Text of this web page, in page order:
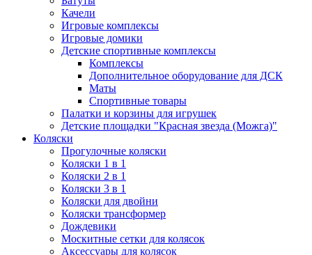
Качели
Игровые комплексы
Игровые домики
Детские спортивные комплексы
Комплексы
Дополнительное оборудование для ДСК
Маты
Спортивные товары
Палатки и корзины для игрушек
Детские площадки "Красная звезда (Можга)"
Коляски
Прогулочные коляски
Коляски 1 в 1
Коляски 2 в 1
Коляски 3 в 1
Коляски для двойни
Коляски трансформер
Дождевики
Москитные сетки для колясок
Аксессуары для колясок